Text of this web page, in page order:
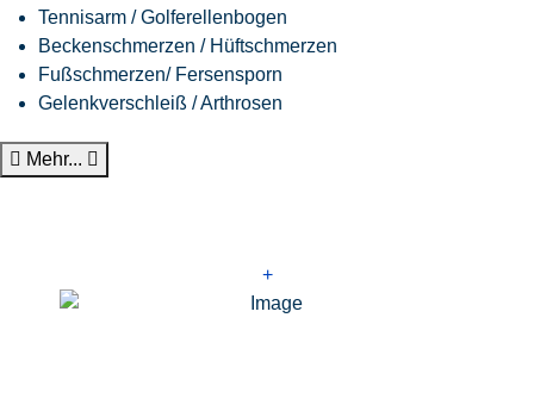
Tennisarm / Golferellenbogen
Beckenschmerzen / Hüftschmerzen
Fußschmerzen/ Fersensporn
Gelenkverschleiß / Arthrosen
Mehr...
+